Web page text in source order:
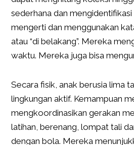
sederhana dan
mengerti dan menggunakan
atau “di belakang”. Mereka
waktu. Mereka juga bisa
Secara fisik, anak berusia lima
lingkungan aktif. Kemampuan
mengkoordinasikan gerakan
latihan, berenang, lompat tali
dengan bola. Mereka